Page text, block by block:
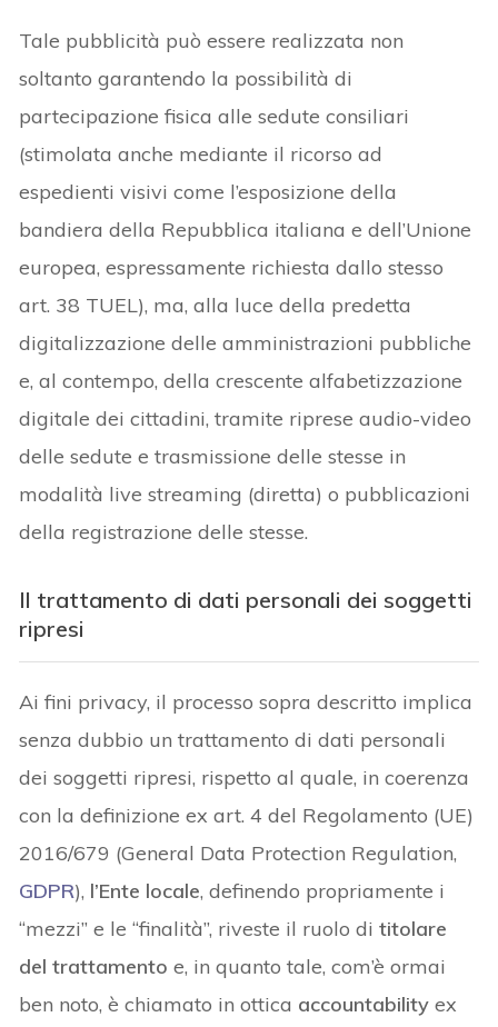
Tale pubblicità può essere realizzata non
soltanto garantendo la possibilità di
partecipazione fisica alle sedute consiliari
(stimolata anche mediante il ricorso ad
espedienti visivi come l’esposizione della
bandiera della Repubblica italiana e dell’Unione
europea, espressamente richiesta dallo stesso
art. 38 TUEL), ma, alla luce della predetta
digitalizzazione delle amministrazioni pubbliche
e, al contempo, della crescente alfabetizzazione
digitale dei cittadini, tramite riprese audio-video
delle sedute e trasmissione delle stesse in
modalità live streaming (diretta) o pubblicazioni
della registrazione delle stesse.
Il trattamento di dati personali dei soggetti
ripresi
Ai fini privacy, il processo sopra descritto implica
senza dubbio un trattamento di dati personali
dei soggetti ripresi, rispetto al quale, in coerenza
con la definizione ex art. 4 del Regolamento (UE)
2016/679 (General Data Protection Regulation,
GDPR), l’Ente locale, definendo propriamente i
“mezzi” e le “finalità”, riveste il ruolo dititolare
del trattamento e, in quanto tale, com’è ormai
ben noto, è chiamato in ottica accountability ex